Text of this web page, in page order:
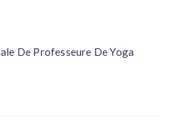
De Professeure De Yoga